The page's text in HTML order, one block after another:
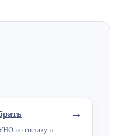
по составу и
→